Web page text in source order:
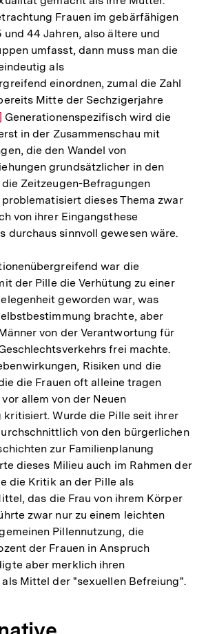
Frauen im gebärfähigen
44 Jahren, also ältere und
umfasst, dann muss man die
als
einordnen, zumal die Zahl
Mitte der Sechzigerjahre
Generationenspezifisch wird die
in der Zusammenschau mit
die den Wandel von
grundsätzlicher in den
Zeitzeugen-Befragungen
dieses Thema zwar
von ihrer Eingangsthese
durchaus sinnvoll gewesen wäre.
war die
der Pille die Verhütung zu einer
geworden war, was
brachte, aber
von der Verantwortung für
frei machte.
Risiken und die
die Frauen oft alleine tragen
allem von der Neuen
kritisiert. Wurde die Pille seit ihrer
von den bürgerlichen
zur Familienplanung
dieses Milieu auch im Rahmen der
die Kritik an der Pille als
das die Frau von ihrem Körper
zwar nur zu einem leichten
Pillennutzung, die
der Frauen in Anspruch
aber merklich ihren
Mittel der "sexuellen Befreiung".